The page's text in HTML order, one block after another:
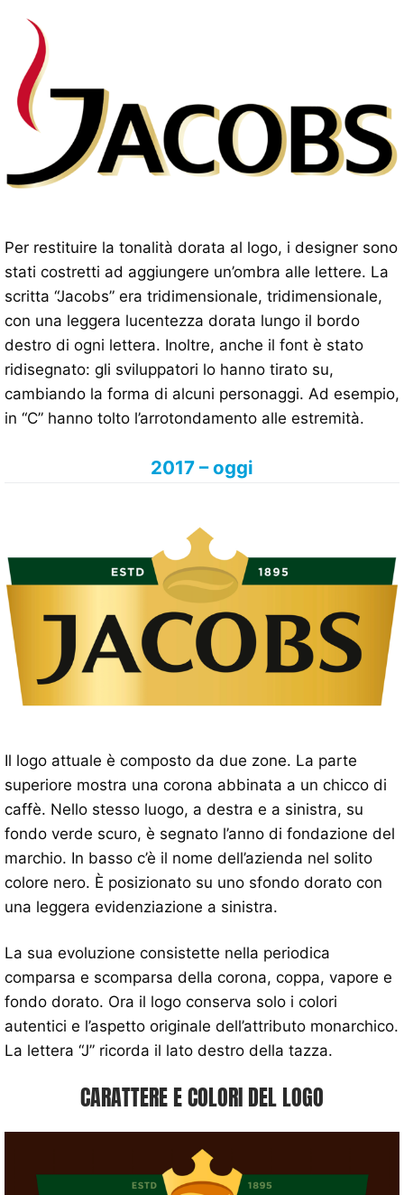
Per restituire la tonalità dorata al logo, i designer sono
stati costretti ad aggiungere un’ombra alle lettere. La
scritta “Jacobs” era tridimensionale, tridimensionale,
con una leggera lucentezza dorata lungo il bordo
destro di ogni lettera. Inoltre, anche il font è stato
ridisegnato: gli sviluppatori lo hanno tirato su,
cambiando la forma di alcuni personaggi. Ad esempio,
in “C” hanno tolto l’arrotondamento alle estremità.
2017 – oggi
Il logo attuale è composto da due zone. La parte
superiore mostra una corona abbinata a un chicco di
caffè. Nello stesso luogo, a destra e a sinistra, su
fondo verde scuro, è segnato l’anno di fondazione del
marchio. In basso c’è il nome dell’azienda nel solito
colore nero. È posizionato su uno sfondo dorato con
una leggera evidenziazione a sinistra.
La sua evoluzione consistette nella periodica
comparsa e scomparsa della corona, coppa, vapore e
fondo dorato. Ora il logo conserva solo i colori
autentici e l’aspetto originale dell’attributo monarchico.
La lettera “J” ricorda il lato destro della tazza.
CARATTERE E COLORI DEL LOGO